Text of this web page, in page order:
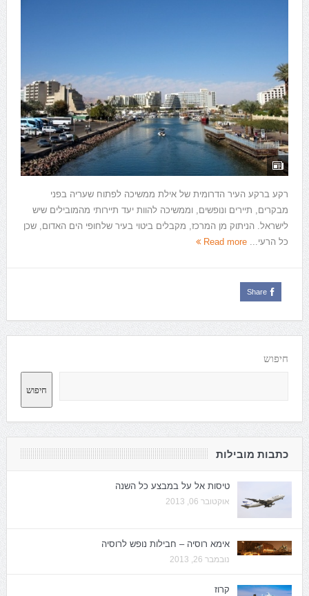
רקע ברקע העיר הדרומית של אילת ממשיכה לפתוח שעריה בפני
מבקרים, תיירים ונופשים, וממשיכה להוות יעד תיירותי מהמובילים שיש
לישראל. הניתוק מן המרכז, מקבלים ביטוי בעיר שלחופי הים האדום, שכן
כל הרעי... Read more
Share
חיפוש
חיפוש
כתבות מובילות
טיסות אל על במבצע כל השנה
אוקטובר 06, 2013
אימא רוסיה – חבילות נופש לרוסיה
נובמבר 26, 2013
קרוז